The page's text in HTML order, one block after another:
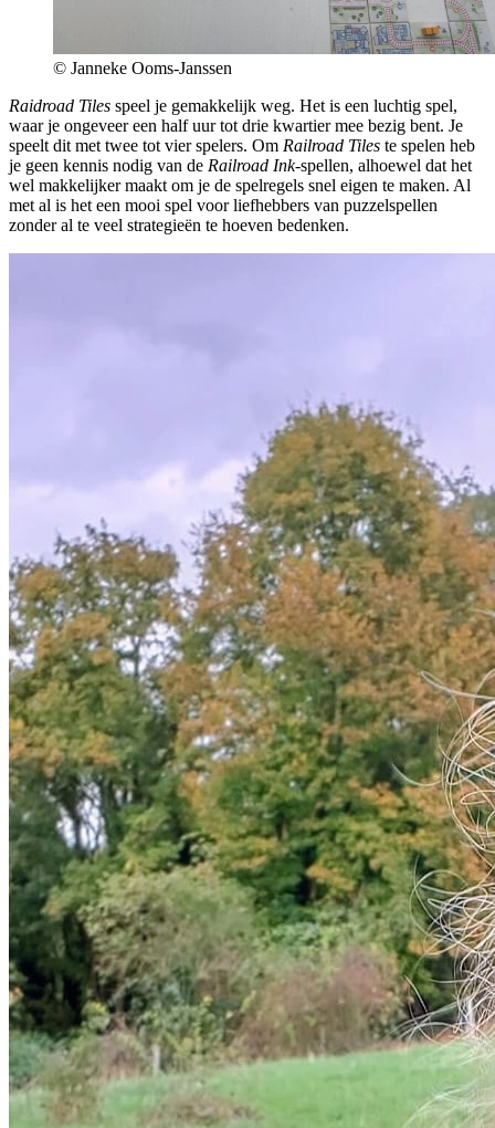
© Janneke Ooms-Janssen
Raidroad Tiles speel je gemakkelijk weg. Het is een luchtig spel,
waar je ongeveer een half uur tot drie kwartier mee bezig bent. Je
speelt dit met twee tot vier spelers. Om Railroad Tiles te spelen heb
je geen kennis nodig van de Railroad Ink-spellen, alhoewel dat het
wel makkelijker maakt om je de spelregels snel eigen te maken. Al
met al is het een mooi spel voor liefhebbers van puzzelspellen
zonder al te veel strategieën te hoeven bedenken.